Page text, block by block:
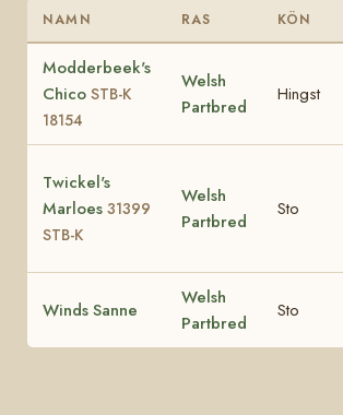
NAMN RAS KÖN
Modderbeek's
Chico STB-K
18154
Welsh
Partbred
Hingst
Twickel's
Marloes 31399
STB-K
Welsh
Partbred
Sto
Winds Sanne
Welsh
Partbred
Sto